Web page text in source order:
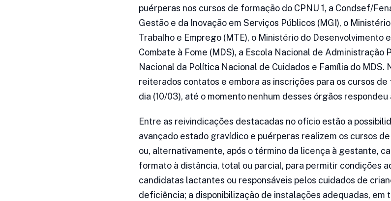
puérperas nos cursos de formação do CPNU 1, a Condsef/
Gestão e da Inovação em Serviços Públicos (MGI), o
Trabalho e Emprego (MTE), o Ministério do Desenvolvimento
Combate à Fome (MDS), a Escola Nacional de Administração
Nacional da Política Nacional de Cuidados e Família do MDS.
reiterados contatos e embora as inscrições para os cursos
dia (10/03), até o momento nenhum desses órgãos
Entre as reivindicações destacadas no ofício estão a
avançado estado gravídico e puérperas realizem os cursos
ou, alternativamente, após o término da licença à gestante,
formato à distância, total ou parcial, para permitir condições
candidatas lactantes ou responsáveis pelos cuidados de
deficiência; a disponibilização de instalações adequadas, em